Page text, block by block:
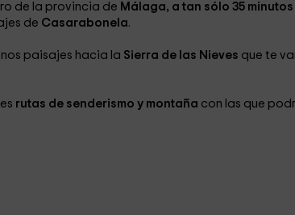
de la provincia de Málaga, a tan sólo 35
de Casarabonela.
paisajes hacia la Sierra de las Nieves que te
rutas de senderismo y montaña con las que